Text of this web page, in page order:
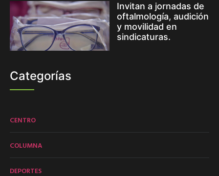
Invitan a jornadas de
oftalmología, audición
y movilidad en
sindicaturas.
Categorías
CENTRO
COLUMNA
DEPORTES